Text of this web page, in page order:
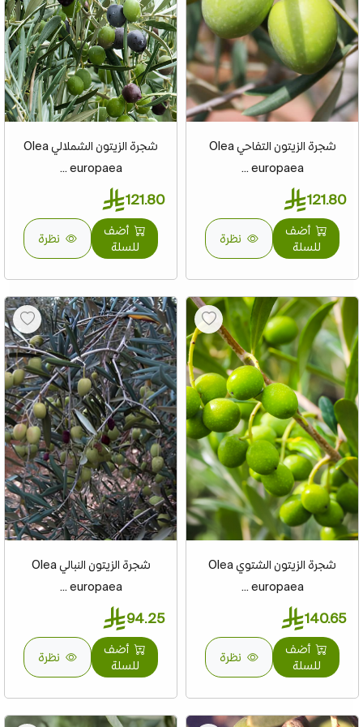
شجرة الزيتون التفاحي Olea
europaea ...
121.80
أضف
للسلة
نظرة
شجرة الزيتون الشملالي Olea
europaea ...
121.80
أضف
للسلة
نظرة
شجرة الزيتون الشتوي Olea
europaea ...
140.65
أضف
للسلة
نظرة
شجرة الزيتون النبالي Olea
europaea ...
94.25
أضف
للسلة
نظرة